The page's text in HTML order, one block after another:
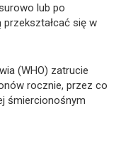
lub po
się w
(WHO) zatrucie
rocznie, przez co
śmiercionośnym